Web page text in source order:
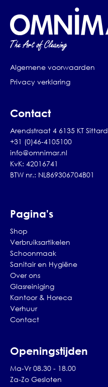
Algemene voorwaarden
Privacy verklaring
Contact
Arendstraat 4 6135 KT Sittard
+31 (0)46-4105100
info@omnimar.nl
KvK: 42016741
BTW nr.: NL869306704B01
Pagina's
Shop
Verbruiksartikelen
Schoonmaak
Sanitair en Hygiëne
Over ons
Glasreiniging
Kantoor & Horeca
Verhuur
Contact
Openingstijden
Ma-Vr 08.30 - 18.00
Za-Zo Gesloten